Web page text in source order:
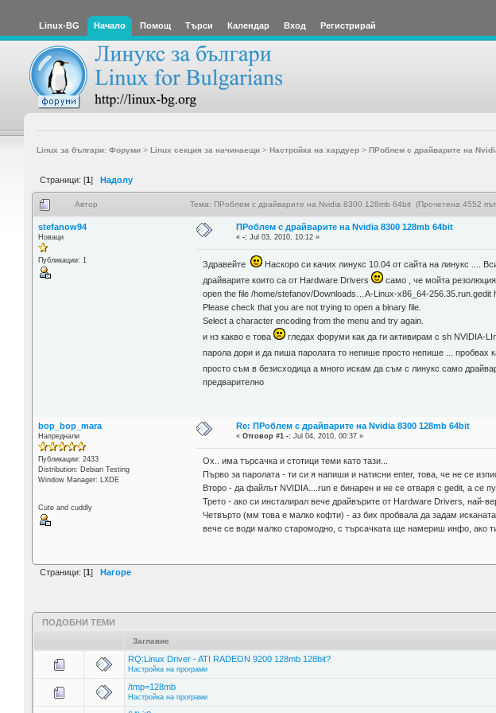
Linux-BG Начало Помощ Търси Календар Вход Регистрирай
Linux за българи: Форуми> Linux секция за начинаещи> Настройка на хардуер> ПРоблем с драйварите на
Страници: [1] Надолу
Автор Тема: ПРоблем с драйварите на Nvidia 8300 128mb 64bit (Прочетена 4552
stefanow94
Новаци
Публикации: 1
ПРоблем с драйварите на Nvidia 8300 128mb 64bit
«-: Jul 03, 2010, 10:12 »
Здравейте Наскоро си качих линукс 10.04 от сайта на линукс ....
драйварите които са от Hardware Drivers
само , че мойта
open the file /home/stefanov/Downloads…A-Linux-x86_64-256.35.run.gedit
Please check that you are not trying to open a binary file.
Select a character encoding from the menu and try again.
и нз какво е това
гледах форуми как да ги активирам с sh NVIDIA-
парола дори и да пиша паролата то непише просто непише ... пробвах
просто съм в безисходица а много искам да съм с линукс само
предварително
bop_bop_mara
Напреднали
Публикации: 2433
Distribution: Debian Testing
Window Manager: LXDE
Cute and cuddly
Re: ПРоблем с драйварите на Nvidia 8300 128mb 64bit
«Отговор #1 -: Jul 04, 2010, 00:37 »
Ох.. има търсачка и стотици теми като тази...
Първо за паролата - ти си я напиши и натисни enter, това, че не се
Второ - да файлът NVIDIA....run е бинарен и не се отваря с gedit, а се
Трето - ако си инсталирал вече драйвърите от Hardware Drivers, най-
Четвърто (мм това е малко кофти) - аз бих пробвала да задам
вече се води малко старомодно, с търсачката ще намериш инфо, ако ти
Страници: [1] Нагоре
ПОДОБНИ ТЕМИ
Заглавие
RQ:Linux Driver - ATI RADEON 9200 128mb 128bit?
Настройка на програми
/tmp=128mb
Настройка на програми